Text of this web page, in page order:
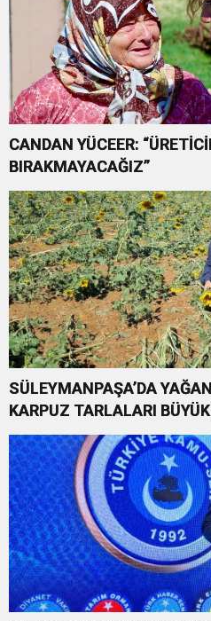
CANDAN YÜCEER:
BIRAKMAYACAĞIZ”
SÜLEYMANPAŞA’DA
KARPUZ TARLALARI